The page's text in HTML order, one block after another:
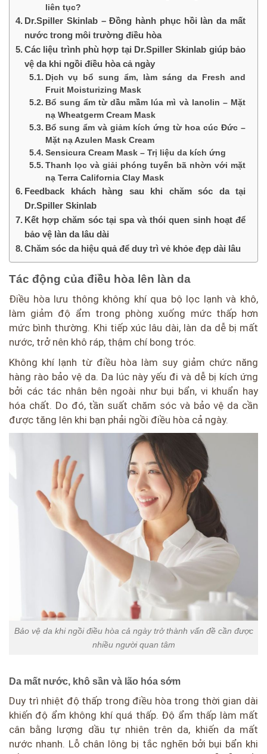
liên tục?
Dr.Spiller Skinlab – Đồng hành phục hồi làn da mất
nước trong môi trường điều hòa
Các liệu trình phù hợp tại Dr.Spiller Skinlab giúp bảo
vệ da khi ngồi điều hòa cả ngày
Dịch vụ bổ sung ẩm, làm sáng da Fresh and
Fruit Moisturizing Mask
Bổ sung ẩm từ dầu mầm lúa mì và lanolin – Mặt
nạ Wheatgerm Cream Mask
Bổ sung ẩm và giảm kích ứng từ hoa cúc Đức –
Mặt nạ Azulen Mask Cream
Sensicura Cream Mask – Trị liệu da kích ứng
Thanh lọc và giải phóng tuyến bã nhờn với mặt
nạ Terra California Clay Mask
Feedback khách hàng sau khi chăm sóc da tại
Dr.Spiller Skinlab
Kết hợp chăm sóc tại spa và thói quen sinh hoạt để
bảo vệ làn da lâu dài
Chăm sóc da hiệu quả để duy trì vẻ khỏe đẹp dài lâu
Tác động của điều hòa lên làn da
Điều hòa lưu thông không khí qua bộ lọc lạnh và khô,
làm giảm độ ẩm trong phòng xuống mức thấp hơn
mức bình thường. Khi tiếp xúc lâu dài, làn da dễ bị mất
nước, trở nên khô ráp, thậm chí bong tróc.
Không khí lạnh từ điều hòa làm suy giảm chức năng
hàng rào bảo vệ da. Da lúc này yếu đi và dễ bị kích ứng
bởi các tác nhân bên ngoài như bụi bẩn, vi khuẩn hay
hóa chất. Do đó, tần suất chăm sóc và bảo vệ da cần
được tăng lên khi bạn phải ngồi điều hòa cả ngày.
Bảo vệ da khi ngồi điều hòa cả ngày trở thành vấn đề cần được
nhiều người quan tâm
Da mất nước, khô sần và lão hóa sớm
Duy trì nhiệt độ thấp trong điều hòa trong thời gian dài
khiến độ ẩm không khí quá thấp. Độ ẩm thấp làm mất
cân bằng lượng dầu tự nhiên trên da, khiến da mất
nước nhanh. Lỗ chân lông bị tắc nghẽn bởi bụi bẩn khi